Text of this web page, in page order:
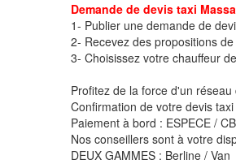
Demande de devis taxi
1- Publier une demande de
2- Recevez des propositions
3- Choisissez votre chauffeur
Profitez de la force d'un réseau
Confirmation de votre devis
Paiement à bord : ESPECE /
Nos conseillers sont à votre
DEUX GAMMES : Berline / Van